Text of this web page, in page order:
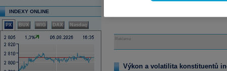
INDEXY ONLINE
PX BUX WIG DAX Nasdaq
Reklama
Výkon a volatilita konstituentů